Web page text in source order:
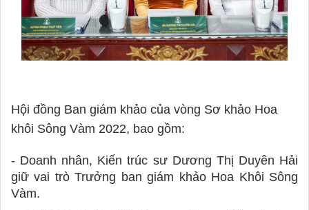
Hội đồng Ban giám khảo của vòng Sơ khảo Hoa
khôi Sông Vàm 2022, bao gồm:
- Doanh nhân, Kiến trúc sư Dương Thị Duyên Hải
giữ vai trò Trưởng ban giám khảo Hoa Khôi Sông
Vàm.